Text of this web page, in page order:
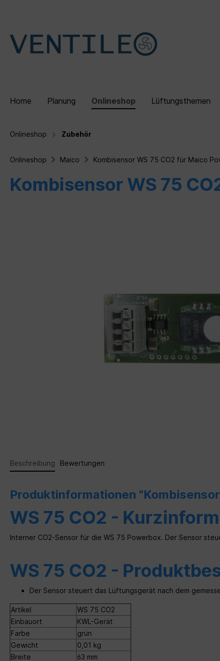
Home Planung Onlineshop Lüftungsthemen
Zur Kategorie Onlineshop
Dezentrale Lüftungsgeräte
Sets
Fybra
Zur Kategorie Lüftungsthemen
Wohnraumlüftung
Kontrollierte Wohnraumlüftung
im
Referenzen
Schwabinger Gerberhöfe
München
Über
Onlineshop Zubehör
Onlineshop Maico Kombisensor WS 75 CO2 für Maico
Kombisensor WS 75
Beschreibung Bewertungen
Produktinformationen
WS 75 CO2 -
Interner CO2-Sensor für die WS 75 Powerbox. Der Sensor
WS 75 CO2 -
Der Sensor steuert das Lüftungsgerät nach dem
Artikel
WS 75 CO2
Einbauort
KWL-Gerät
Farbe
grün
Gewicht
0,01 kg
Breite
63 mm